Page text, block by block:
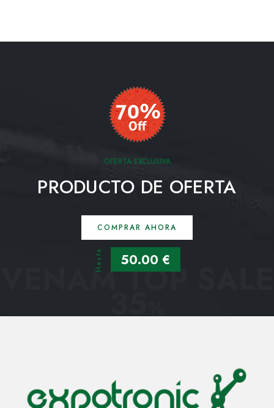
OFERTA EXCLUSIVA
PRODUCTO DE OFERTA
COMPRAR AHORA
Hasta 50.00 €
VENAM TOP SALE
35